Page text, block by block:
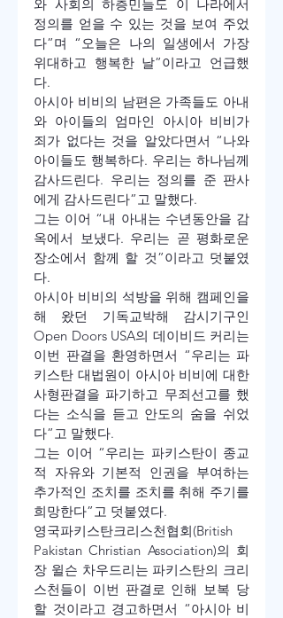
와 사회의 하층민들도 이 나라에서
정의를 얻을 수 있는 것을 보여 주었
다”며 “오늘은 나의 일생에서 가장
위대하고 행복한 날”이라고 언급했
다.
아시아 비비의 남편은 가족들도 아내
와 아이들의 엄마인 아시아 비비가
죄가 없다는 것을 알았다면서 “나와
아이들도 행복하다. 우리는 하나님께
감사드린다. 우리는 정의를 준 판사
에게 감사드린다”고 말했다.
그는 이어 “내 아내는 수년동안을 감
옥에서 보냈다. 우리는 곧 평화로운
장소에서 함께 할 것”이라고 덧붙였
다.
아시아 비비의 석방을 위해 캠페인을
해 왔던 기독교박해 감시기구인
Open Doors USA의 데이비드 커리는
이번 판결을 환영하면서 “우리는 파
키스탄 대법원이 아시아 비비에 대한
사형판결을 파기하고 무죄선고를 했
다는 소식을 듣고 안도의 숨을 쉬었
다”고 말했다.
그는 이어 “우리는 파키스탄이 종교
적 자유와 기본적 인권을 부여하는
추가적인 조치를 조치를 취해 주기를
희망한다”고 덧붙였다.
영국파키스탄크리스천협회(British
Pakistan Christian Association)의 회
장 윌슨 차우드리는 파키스탄의 크리
스천들이 이번 판결로 인해 보복 당
할 것이라고 경고하면서 “아시아 비